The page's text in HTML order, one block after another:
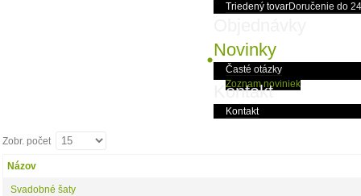
Triedený tovarDoručenie do
Novinky
Časté otázky
Zoznam noviniek
Kontakt
Kontakt
Zobr. počet
Názov
Svadobné šaty